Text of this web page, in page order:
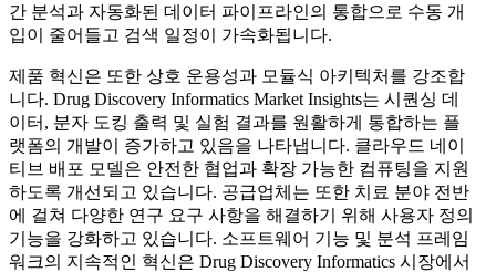
간 분석과 자동화된 데이터 파이프라인의 통합으로 수동 개
입이 줄어들고 검색 일정이 가속화됩니다.
제품 혁신은 또한 상호 운용성과 모듈식 아키텍처를 강조합
니다. Drug Discovery Informatics Market Insights는 시퀀싱 데
이터, 분자 도킹 출력 및 실험 결과를 원활하게 통합하는 플
랫폼의 개발이 증가하고 있음을 나타냅니다. 클라우드 네이
티브 배포 모델은 안전한 협업과 확장 가능한 컴퓨팅을 지원
하도록 개선되고 있습니다. 공급업체는 또한 치료 분야 전반
에 걸쳐 다양한 연구 요구 사항을 해결하기 위해 사용자 정의
기능을 강화하고 있습니다. 소프트웨어 기능 및 분석 프레임
워크의 지속적인 혁신은 Drug Discovery Informatics 시장에서